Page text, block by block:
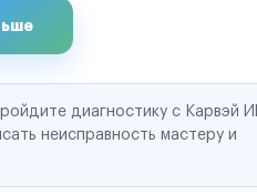
диагностику с Карвэй
неисправность мастеру и